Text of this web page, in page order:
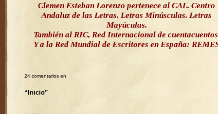
Clemen Esteban Lorenzo pertenece al CAL. Centro
Andaluz de las Letras. Letras Minúsculas. Letras
Mayúculas.
También al RIC, Red Internacional de
Y a la Red Mundial de Escritores en España:
24 comentarios en
“Inicio”